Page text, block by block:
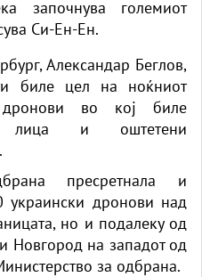
започнува големиот
Си-Ен-Ен.
Александар Беглов,
биле цел на ноќниот
во кој биле
лица и оштетени
пресретнала и
дронови над
но и подалеку од
Новгород на западот од
за одбрана.